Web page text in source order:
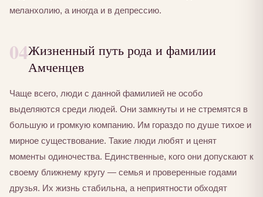
меланхолию, а иногда и в депрессию.
04Жизненный путь рода и фамилии
Амченцев
Чаще всего, люди с данной фамилией не особо
выделяются среди людей. Они замкнуты и не стремятся в
большую и громкую компанию. Им гораздо по душе тихое и
мирное существование. Такие люди любят и ценят
моменты одиночества. Единственные, кого они допускают к
своему ближнему кругу — семья и проверенные годами
друзья. Их жизнь стабильна, а неприятности обходят